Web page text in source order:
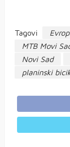
Tagovi
MTB Movi
Novi Sad
planinski